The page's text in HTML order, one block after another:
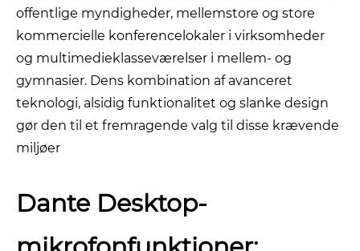
offentlige myndigheder, mellemstore og store
kommercielle konferencelokaler i virksomheder
og multimedieklasseværelser i mellem- og
gymnasier. Dens kombination af avanceret
teknologi, alsidig funktionalitet og slanke design
gør den til et fremragende valg til disse krævende
miljøer
Dante Desktop-